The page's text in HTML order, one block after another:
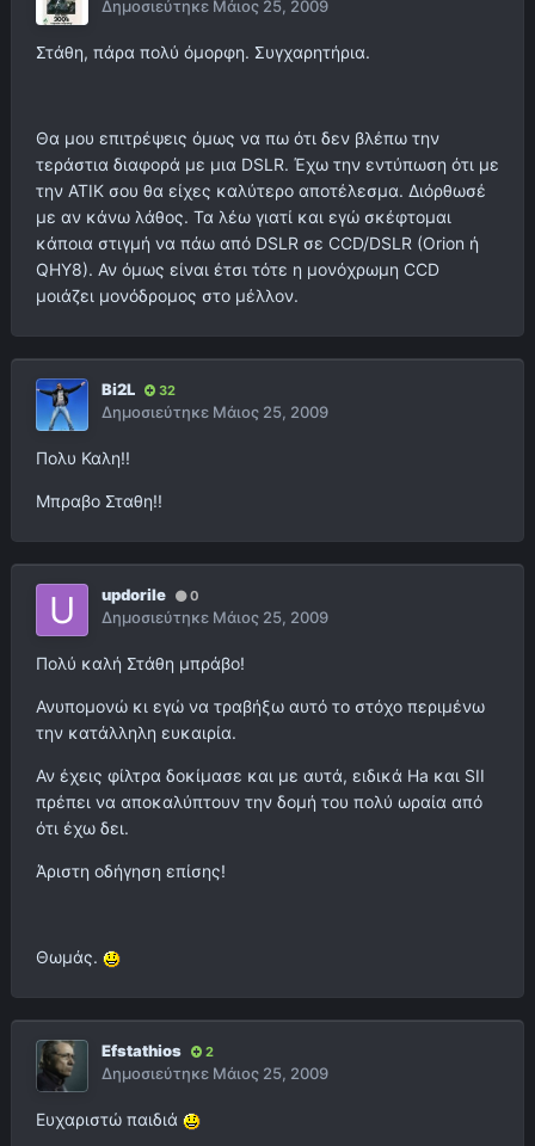
Δημοσιεύτηκε Μάιος 25, 2009
Στάθη, πάρα πολύ όμορφη. Συγχαρητήρια.
Θα μου επιτρέψεις όμως να πω ότι δεν βλέπω την
τεράστια διαφορά με μια DSLR. Έχω την εντύπωση ότι με
την ΑΤΙΚ σου θα είχες καλύτερο αποτέλεσμα. Διόρθωσέ
με αν κάνω λάθος. Τα λέω γιατί και εγώ σκέφτομαι
κάποια στιγμή να πάω από DSLR σε CCD/DSLR (Orion ή
QHY8). Αν όμως είναι έτσι τότε η μονόχρωμη CCD
μοιάζει μονόδρομος στο μέλλον.
Bi2L 32
Δημοσιεύτηκε Μάιος 25, 2009
Πολυ Καλη!!
Μπραβο Σταθη!!
updorile 0
Δημοσιεύτηκε Μάιος 25, 2009
Πολύ καλή Στάθη μπράβο!
Ανυπομονώ κι εγώ να τραβήξω αυτό το στόχο περιμένω
την κατάλληλη ευκαιρία.
Αν έχεις φίλτρα δοκίμασε και με αυτά, ειδικά Ha και SII
πρέπει να αποκαλύπτουν την δομή του πολύ ωραία από
ότι έχω δει.
Άριστη οδήγηση επίσης!
Θωμάς.
Efstathios 2
Δημοσιεύτηκε Μάιος 25, 2009
Ευχαριστώ παιδιά